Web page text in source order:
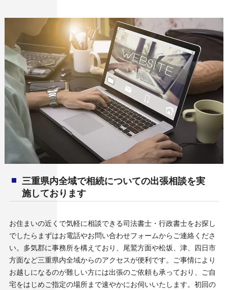
三重県内全域で相続についての出張相談を実
施しております
お住まいの近くで気軽に相談できる司法書士・行政書士をお探し
でしたらまずはお電話やお問い合わせフォームからご連絡くださ
い。多気郡に事務所を構えており、尾鷲方面や松坂、津、四日市
方面など三重県内全域からのアクセスが便利です。ご事情により
お越しになるのが難しい方には出張のご依頼も承っており、ご自
宅をはじめご指定の場所まで速やかにお伺いいたします。初回の